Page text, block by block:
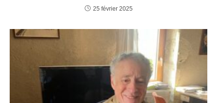
25 février 2025